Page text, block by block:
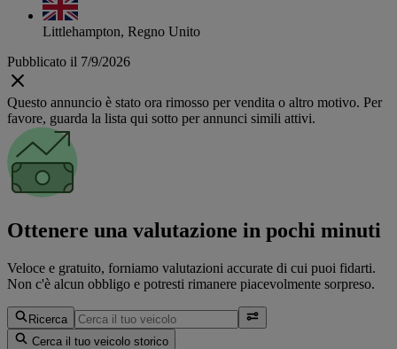
Littlehampton, Regno Unito
Pubblicato il 7/9/2026
Questo annuncio è stato ora rimosso per vendita o altro motivo. Per
favore, guarda la lista qui sotto per annunci simili attivi.
Ottenere una valutazione in pochi minuti
Veloce e gratuito, forniamo valutazioni accurate di cui puoi fidarti.
Non c'è alcun obbligo e potresti rimanere piacevolmente sorpreso.
Ricerca
Cerca il tuo veicolo storico